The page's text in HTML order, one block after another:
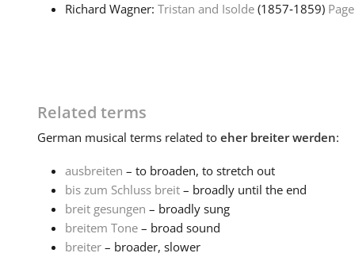
Richard Wagner: Tristan and Isolde (1857‑1859)
Related terms
German musical terms related to eher breiter werden:
ausbreiten – to broaden, to stretch out
bis zum Schluss breit– broadly until the end
breit gesungen – broadly sung
breitem Tone– broad sound
breiter– broader, slower